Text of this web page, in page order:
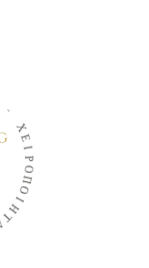
Χ
Ε
Ι
Ρ
Ο
Π
Ο
Ι
Η